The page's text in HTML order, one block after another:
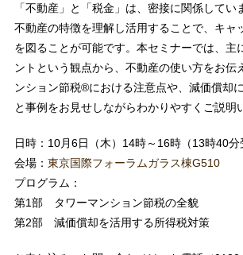
「不動産」と「税金」は、密接に関係してい
不動産の特徴を理解し活用することで、キャ
を図ることが可能です。本セミナーでは、主
ントという観点から、不動産の使い方をお伝
ンション節税®における注意点や、減価償却
と事例をお見せしながらわかりやすくご説明
日時：10月6日（木）14時～16時（13時40分
会場： 東京国際フォーラムガラス棟G510
プログラム：
第1部 タワーマンション節税の全貌
第2部 減価償却を活用する所得税対策